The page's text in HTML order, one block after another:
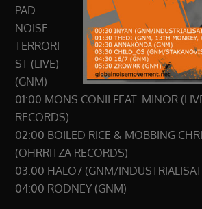
PAD
NOISE
TERRORI
ST (LIVE)
(GNM)
01:00 MONS CONII FEAT. MINOR
RECORDS)
02:00 BOILED RICE & MOBBING
(OHRRITZA RECORDS)
03:00 HALO7 (GNM/
04:00 RODNEY (GNM)